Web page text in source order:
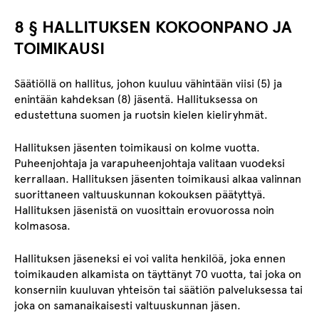
8 § HALLITUKSEN KOKOONPANO JA
TOIMIKAUSI
Säätiöllä on hallitus, johon kuuluu vähintään viisi (5) ja
enintään kahdeksan (8) jäsentä. Hallituksessa on
edustettuna suomen ja ruotsin kielen kieliryhmät.
Hallituksen jäsenten toimikausi on kolme vuotta.
Puheenjohtaja ja varapuheenjohtaja valitaan vuodeksi
kerrallaan. Hallituksen jäsenten toimikausi alkaa valinnan
suorittaneen valtuuskunnan kokouksen päätyttyä.
Hallituksen jäsenistä on vuosittain erovuorossa noin
kolmasosa.
Hallituksen jäseneksi ei voi valita henkilöä, joka ennen
toimikauden alkamista on täyttänyt 70 vuotta, tai joka on
konserniin kuuluvan yhteisön tai säätiön palveluksessa tai
joka on samanaikaisesti valtuuskunnan jäsen.